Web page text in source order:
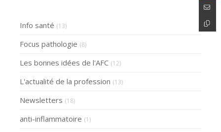
Info santé (13)
Focus pathologie (8)
Les bonnes idées de l'AFC (12)
L'actualité de la profession (13)
Newsletters (18)
anti-inflammatoire (1)